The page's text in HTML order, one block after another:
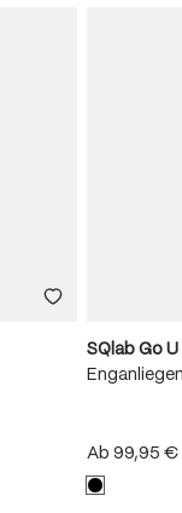
SQlab Go
Ab 99,95 €